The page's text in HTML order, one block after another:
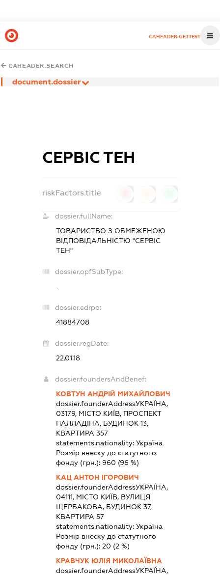
CAHEADER.GETTEST
CAHEADER.SEARCH
document.dossier
СЕРВІС ТЕН
riskFactors.title
dossier.fullName:
ТОВАРИСТВО З ОБМЕЖЕНОЮ
ВІДПОВІДАЛЬНІСТЮ "СЕРВІС
ТЕН"
dossier.opfSubType:
-
dossier.edrpo:
41884708
dossier.regDate:
22.01.18
dossier.foundersAndBenef:
КОВТУН АНДРІЙ МИХАЙЛОВИЧ
dossier.founderAddressУКРАЇНА,
03179, МІСТО КИЇВ, ПРОСПЕКТ
ПАЛЛАДІНА, БУДИНОК 13,
КВАРТИРА 357
statements.nationality: Україна
Розмір внеску до статутного
фонду (грн.): 960 (96 %)
КАЦ АНТОН ІГОРОВИЧ
dossier.founderAddressУКРАЇНА,
04111, МІСТО КИЇВ, ВУЛИЦЯ
ЩЕРБАКОВА, БУДИНОК 37,
КВАРТИРА 57
statements.nationality: Україна
Розмір внеску до статутного
фонду (грн.): 20 (2 %)
КРАВЧУК ЮЛІЯ МИКОЛАЇВНА
dossier.founderAddressУКРАЇНА,